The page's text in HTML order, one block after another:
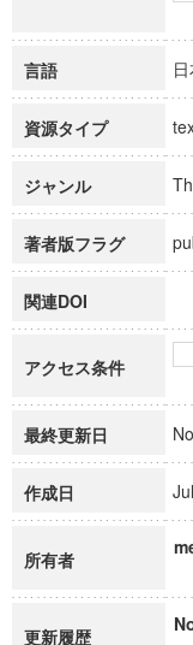
言語
資源タイプ
ジャンル
著者版フラグ
関連DOI
アクセス条件
最終更新日
作成日
所有者
更新履歴